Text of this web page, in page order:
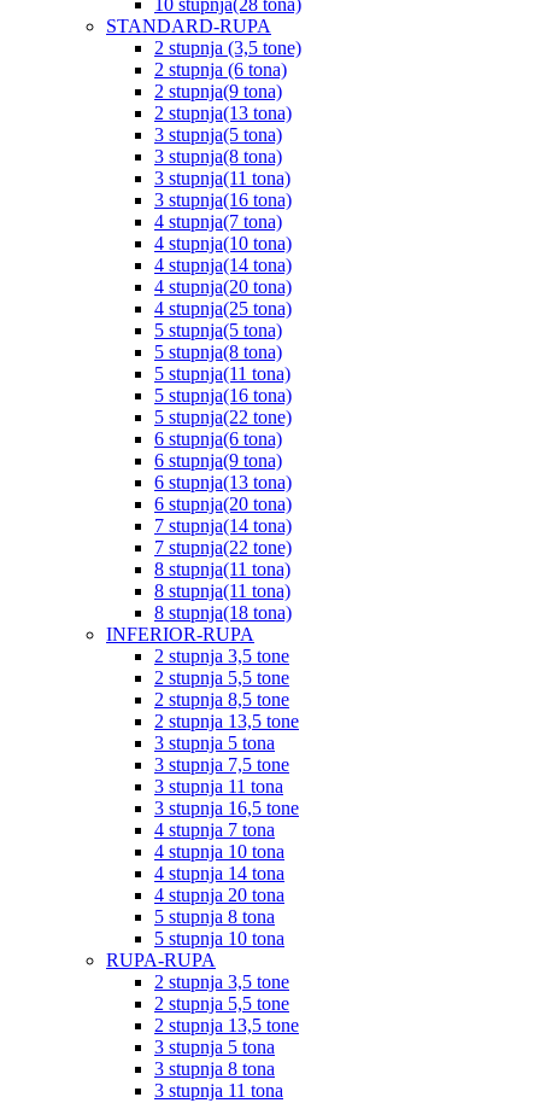
10 stupnja(28 tona)
STANDARD-RUPA
2 stupnja (3,5 tone)
2 stupnja (6 tona)
2 stupnja(9 tona)
2 stupnja(13 tona)
3 stupnja(5 tona)
3 stupnja(8 tona)
3 stupnja(11 tona)
3 stupnja(16 tona)
4 stupnja(7 tona)
4 stupnja(10 tona)
4 stupnja(14 tona)
4 stupnja(20 tona)
4 stupnja(25 tona)
5 stupnja(5 tona)
5 stupnja(8 tona)
5 stupnja(11 tona)
5 stupnja(16 tona)
5 stupnja(22 tone)
6 stupnja(6 tona)
6 stupnja(9 tona)
6 stupnja(13 tona)
6 stupnja(20 tona)
7 stupnja(14 tona)
7 stupnja(22 tone)
8 stupnja(11 tona)
8 stupnja(11 tona)
8 stupnja(18 tona)
INFERIOR-RUPA
2 stupnja 3,5 tone
2 stupnja 5,5 tone
2 stupnja 8,5 tone
2 stupnja 13,5 tone
3 stupnja 5 tona
3 stupnja 7,5 tone
3 stupnja 11 tona
3 stupnja 16,5 tone
4 stupnja 7 tona
4 stupnja 10 tona
4 stupnja 14 tona
4 stupnja 20 tona
5 stupnja 8 tona
5 stupnja 10 tona
RUPA-RUPA
2 stupnja 3,5 tone
2 stupnja 5,5 tone
2 stupnja 13,5 tone
3 stupnja 5 tona
3 stupnja 8 tona
3 stupnja 11 tona